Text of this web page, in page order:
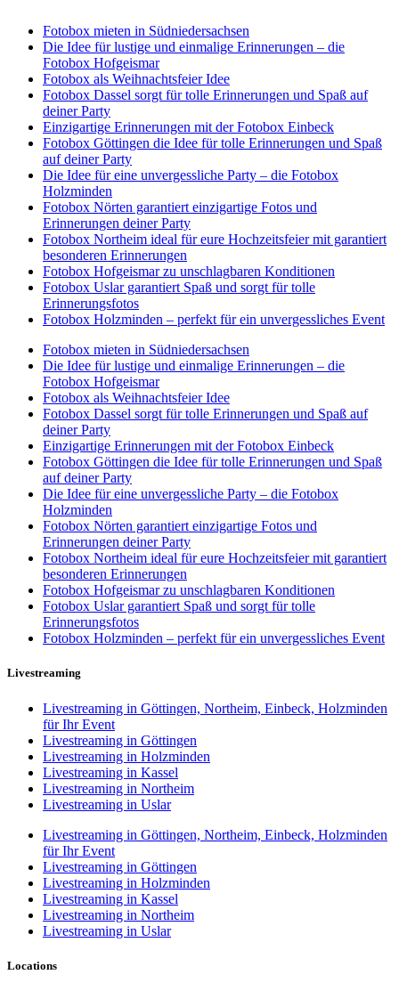
Fotobox mieten in Südniedersachsen
Die Idee für lustige und einmalige Erinnerungen – die
Fotobox Hofgeismar
Fotobox als Weihnachtsfeier Idee
Fotobox Dassel sorgt für tolle Erinnerungen und Spaß auf
deiner Party
Einzigartige Erinnerungen mit der Fotobox Einbeck
Fotobox Göttingen die Idee für tolle Erinnerungen und Spaß
auf deiner Party
Die Idee für eine unvergessliche Party – die Fotobox
Holzminden
Fotobox Nörten garantiert einzigartige Fotos und
Erinnerungen deiner Party
Fotobox Northeim ideal für eure Hochzeitsfeier mit garantiert
besonderen Erinnerungen
Fotobox Hofgeismar zu unschlagbaren Konditionen
Fotobox Uslar garantiert Spaß und sorgt für tolle
Erinnerungsfotos
Fotobox Holzminden – perfekt für ein unvergessliches Event
Fotobox mieten in Südniedersachsen
Die Idee für lustige und einmalige Erinnerungen – die
Fotobox Hofgeismar
Fotobox als Weihnachtsfeier Idee
Fotobox Dassel sorgt für tolle Erinnerungen und Spaß auf
deiner Party
Einzigartige Erinnerungen mit der Fotobox Einbeck
Fotobox Göttingen die Idee für tolle Erinnerungen und Spaß
auf deiner Party
Die Idee für eine unvergessliche Party – die Fotobox
Holzminden
Fotobox Nörten garantiert einzigartige Fotos und
Erinnerungen deiner Party
Fotobox Northeim ideal für eure Hochzeitsfeier mit garantiert
besonderen Erinnerungen
Fotobox Hofgeismar zu unschlagbaren Konditionen
Fotobox Uslar garantiert Spaß und sorgt für tolle
Erinnerungsfotos
Fotobox Holzminden – perfekt für ein unvergessliches Event
Livestreaming
Livestreaming in Göttingen, Northeim, Einbeck, Holzminden
für Ihr Event
Livestreaming in Göttingen
Livestreaming in Holzminden
Livestreaming in Kassel
Livestreaming in Northeim
Livestreaming in Uslar
Livestreaming in Göttingen, Northeim, Einbeck, Holzminden
für Ihr Event
Livestreaming in Göttingen
Livestreaming in Holzminden
Livestreaming in Kassel
Livestreaming in Northeim
Livestreaming in Uslar
Locations